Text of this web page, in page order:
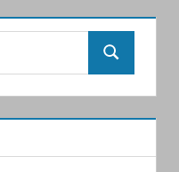
Recherche